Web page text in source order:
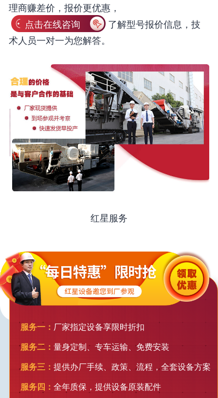
理商赚差价，报价更优惠，
点击在线咨询
了解型号报价信息，技
术人员一对一为您解答。
红星服务
服务一： 厂家指定设备享限时折扣
服务二： 量身定制、专车运输、免费安装
服务三： 提供办厂手续、政策、流程，全套设备方案
服务四： 全年质保，提供设备原装配件